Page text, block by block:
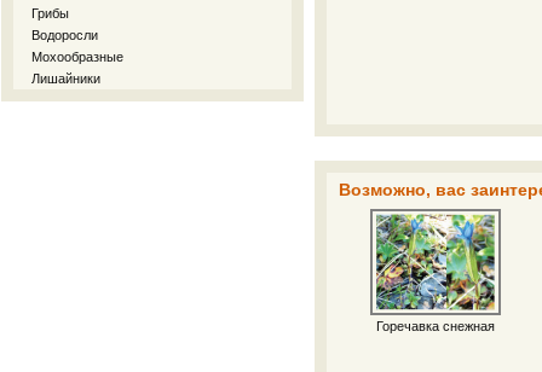
Грибы
Водоросли
Мохообразные
Лишайники
Возможно, вас
Горечавка снежная